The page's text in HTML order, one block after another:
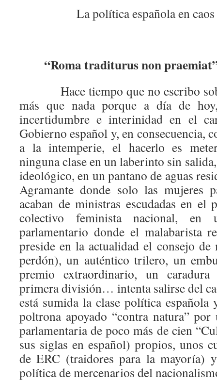
La política española en
“Roma traditurus non
Hace tiempo que no escribo
más que nada porque a día de
incertidumbre e interinidad en el
Gobierno español y, en consecuencia,
a la intemperie, el hacerlo es
ninguna clase en un laberinto sin
ideológico, en un pantano de aguas
Agramante donde solo las mujeres
acaban de ministras escudadas en el
colectivo feminista nacional, en
parlamentario donde el malabarista
preside en la actualidad el consejo
perdón), un auténtico trilero, un
premio extraordinario, un
primera división… intenta salirse del
está sumida la clase política
poltrona apoyado “contra natura” por
parlamentaria de poco más de cien
sus siglas en español) propios, unos
de ERC (traidores para la mayoría)
política de mercenarios del